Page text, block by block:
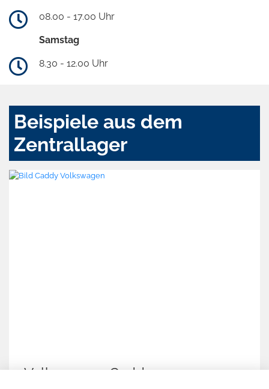
08.00 - 17.00 Uhr
Samstag
8.30 - 12.00 Uhr
Beispiele aus dem
Zentrallager
Volkswagen Caddy